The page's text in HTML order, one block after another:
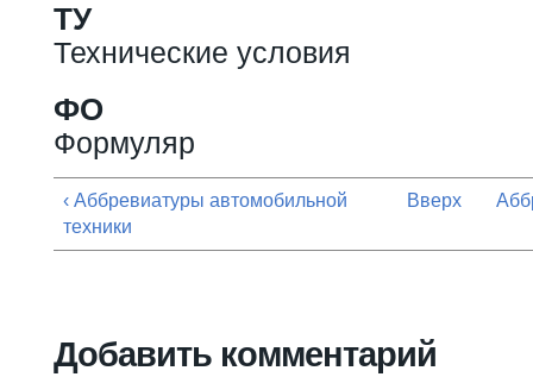
ТУ
Технические условия
ФО
Формуляр
‹ Аббревиатуры автомобильной
техники
Вверх
Добавить комментарий